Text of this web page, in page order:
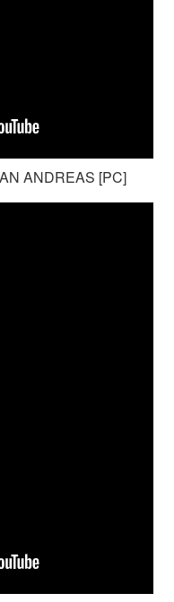
ANDREAS [PC]